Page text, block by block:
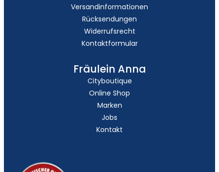
Versandinformationen
Rücksendungen
Widerrufsrecht
Kontaktformular
Fräulein Anna
Cityboutique
Online Shop
Marken
Jobs
Kontakt